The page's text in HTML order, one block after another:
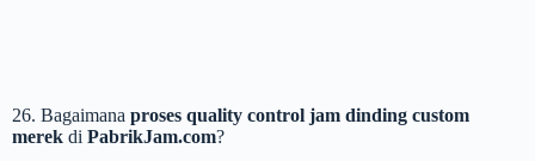
26. Bagaimana proses quality control jam dinding custom
merek di PabrikJam.com?